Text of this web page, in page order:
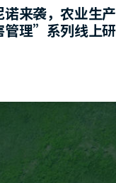
来袭，农业生
管理”系列线上